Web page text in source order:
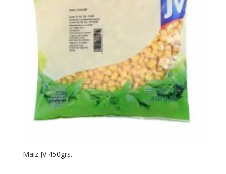
Maiz JV 450grs.